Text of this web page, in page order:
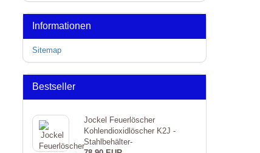
Informationen
Sitemap
Bestseller
Jockel Feuerlöscher
Kohlendioxidlöscher K2J -
Stahlbehälter-